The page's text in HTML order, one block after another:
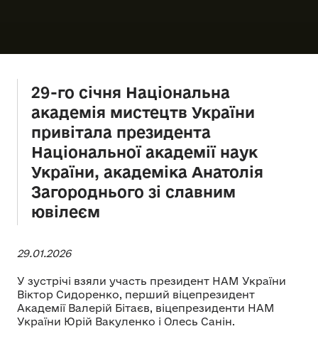
29-го січня Національна
академія мистецтв України
привітала президента
Національної академії наук
України, академіка Анатолія
Загороднього зі славним
ювілеєм
29.01.2026
У зустрічі взяли участь президент НАМ України
Віктор Сидоренко, перший віцепрезидент
Академії Валерій Бітаєв, віцепрезиденти НАМ
України Юрій Вакуленко і Олесь Санін.